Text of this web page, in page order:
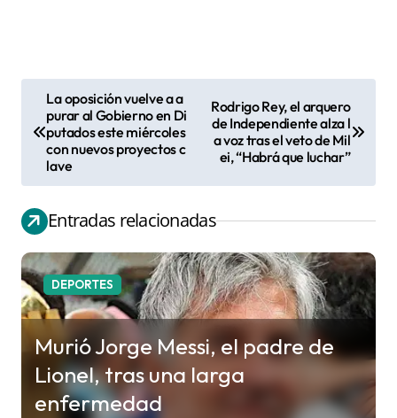
e
g
a
c
i
ó
n
La oposición vuelve a a
purar al Gobierno en Di
putados este miércoles
con nuevos proyectos c
lave
Rodrigo Rey, el arquero
de Independiente alza l
a voz tras el veto de Mil
ei, “Habrá que luchar”
Entradas relacionadas
DEPORTES
Murió Jorge Messi, el padre de
Lionel, tras una larga
enfermedad